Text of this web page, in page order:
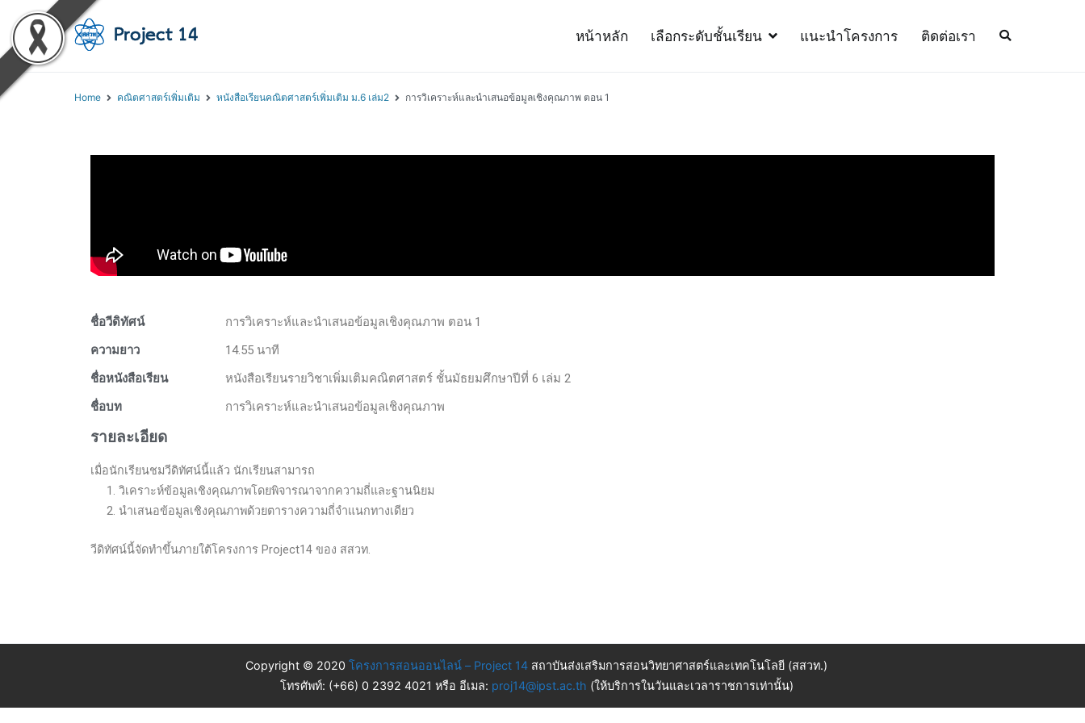
หน้าหลัก เลือกระดับชั้นเรียน แนะนำโครงการ ติดต่อเรา
Home คณิตศาสตร์เพิ่มเติม หนังสือเรียนคณิตศาสตร์เพิ่มเติม ม.6 เล่ม2 การวิเคราะห์และนำเสนอข้อมูลเชิงคุณภาพ ตอน 1
ชื่อวีดิทัศน์
การวิเคราะห์และนำเสนอข้อมูลเชิงคุณภาพ ตอน 1
ความยาว
14.55 นาที
ชื่อหนังสือเรียน
หนังสือเรียนรายวิชาเพิ่มเติมคณิตศาสตร์ ชั้นมัธยมศึกษาปีที่ 6 เล่ม 2
ชื่อบท
การวิเคราะห์และนำเสนอข้อมูลเชิงคุณภาพ
รายละเอียด
เมื่อนักเรียนชมวีดิทัศน์นี้แล้ว นักเรียนสามารถ
1. วิเคราะห์ข้อมูลเชิงคุณภาพโดยพิจารณาจากความถี่และฐานนิยม
2. นำเสนอข้อมูลเชิงคุณภาพด้วยตารางความถี่จำแนกทางเดียว
วีดิทัศน์นี้จัดทำขึ้นภายใต้โครงการ Project14 ของ สสวท.
Copyright © 2020 โครงการสอนออนไลน์ – Project 14 สถาบันส่งเสริมการสอนวิทยาศาสตร์และเทคโนโลยี (สสวท.)
โทรศัพท์: (+66) 0 2392 4021 หรือ อีเมล: proj14@ipst.ac.th (ให้บริการในวันและเวลาราชการเท่านั้น)